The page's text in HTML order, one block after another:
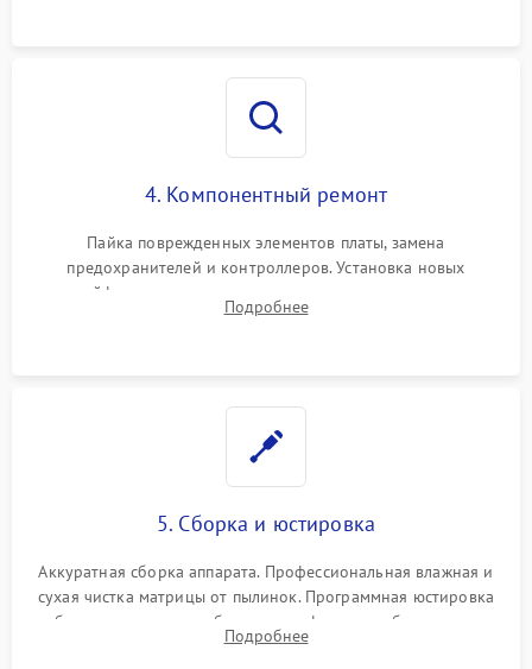
4. Компонентный ремонт
Пайка поврежденных элементов платы, замена
предохранителей и контроллеров. Установка новых
шлейфов, дисплея, механизма затвора или двигателя
автофокуса. Восстановление геометрии тубуса объектива
Подробнее
5. Сборка и юстировка
Аккуратная сборка аппарата. Профессиональная влажная и
сухая чистка матрицы от пылинок. Программная юстировка
рабочего отрезка, калибровка автофокуса, стабилизатора и
экспозамера с помощью сервисного ПО.
Подробнее